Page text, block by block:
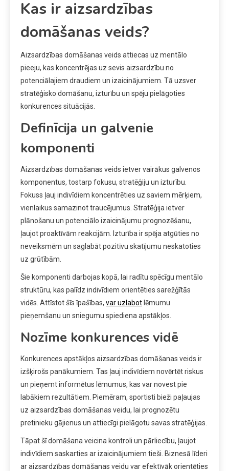
Kas ir aizsardzības
domāšanas veids?
Aizsardzības domāšanas veids attiecas uz mentālo
pieeju, kas koncentrējas uz sevis aizsardzību no
potenciālajiem draudiem un izaicinājumiem. Tā uzsver
stratēģisko domāšanu, izturību un spēju pielāgoties
konkurences situācijās.
Definīcija un galvenie
komponenti
Aizsardzības domāšanas veids ietver vairākus galvenos
komponentus, tostarp fokusu, stratēģiju un izturību.
Fokuss ļauj indivīdiem koncentrēties uz saviem mērķiem,
vienlaikus samazinot traucējumus. Stratēģija ietver
plānošanu un potenciālo izaicinājumu prognozēšanu,
ļaujot proaktīvām reakcijām. Izturība ir spēja atgūties no
neveiksmēm un saglabāt pozitīvu skatījumu neskatoties
uz grūtībām.
Šie komponenti darbojas kopā, lai radītu spēcīgu mentālo
struktūru, kas palīdz indivīdiem orientēties sarežģītās
vidēs. Attīstot šīs īpašības, var uzlabot lēmumu
pieņemšanu un sniegumu spiediena apstākļos.
Nozīme konkurences vidē
Konkurences apstākļos aizsardzības domāšanas veids ir
izšķirošs panākumiem. Tas ļauj indivīdiem novērtēt riskus
un pieņemt informētus lēmumus, kas var novest pie
labākiem rezultātiem. Piemēram, sportisti bieži paļaujas
uz aizsardzības domāšanas veidu, lai prognozētu
pretinieku gājienus un attiecīgi pielāgotu savas stratēģijas.
Tāpat šī domāšana veicina kontroli un pārliecību, ļaujot
indivīdiem saskarties ar izaicinājumiem tieši. Biznesā līderi
ar aizsardzības domāšanas veidu var efektīvāk orientēties